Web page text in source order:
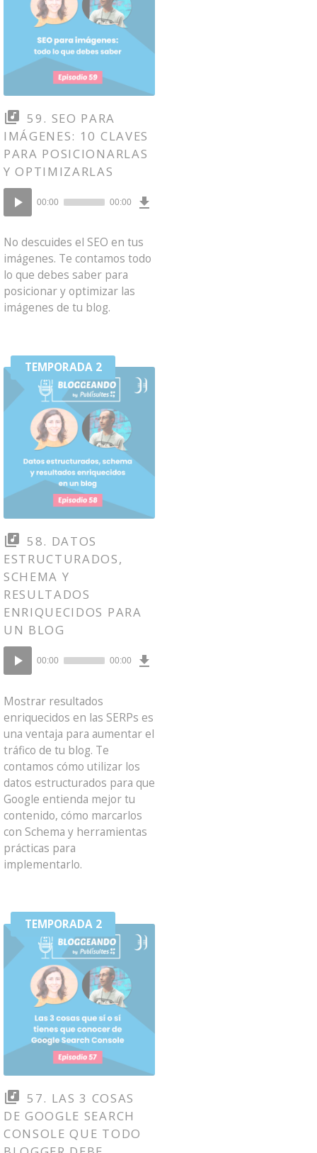
59. SEO PARA
IMÁGENES: 10 CLAVES
PARA POSICIONARLAS
Y OPTIMIZARLAS
Reproductor
de
00:00 00:00
No descuides el SEO en tus
imágenes. Te contamos todo
lo que debes saber para
posicionar y optimizar las
imágenes de tu blog.
TEMPORADA 2
58. DATOS
ESTRUCTURADOS,
SCHEMA Y
RESULTADOS
ENRIQUECIDOS PARA
UN BLOG
Reproductor
de
00:00 00:00
Mostrar resultados
enriquecidos en las SERPs es
una ventaja para aumentar el
tráfico de tu blog. Te
contamos cómo utilizar los
datos estructurados para que
Google entienda mejor tu
contenido, cómo marcarlos
con Schema y herramientas
prácticas para
implementarlo.
TEMPORADA 2
57. LAS 3 COSAS
DE GOOGLE SEARCH
CONSOLE QUE TODO